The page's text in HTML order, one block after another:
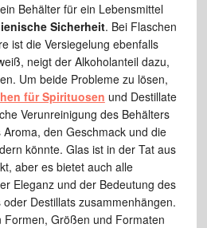
Behälter für ein Lebensmittel
Sicherheit. Bei Flaschen
ist die Versiegelung ebenfalls
neigt der Alkoholanteil dazu,
Um beide Probleme zu lösen,
für Spirituosen und Destillate
Verunreinigung des Behälters
den Geschmack und die
könnte. Glas ist in der Tat aus
aber es bietet auch alle
Eleganz und der Bedeutung des
Destillats zusammenhängen.
Formen, Größen und Formaten